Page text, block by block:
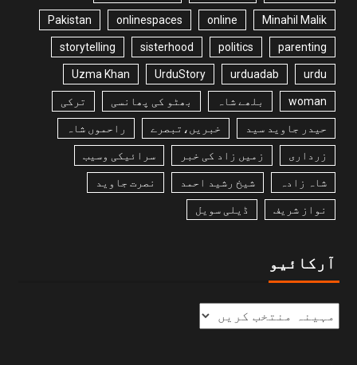
Minahil Malik
online
onlinespaces
Pakistan
parenting
politics
sisterhood
storytelling
urdu
urduadab
UrduStory
Uzma Khan
woman بلھے شاہ بھٹو کی پھانسی ترکی
حیدر جاوید سید خبریں،تبصرے راحموں شاہ
زرداری زمیں زاد کی خبر سرائیکی وسیب
شاہ زادہ شیخ رشید احمد نصرت جاوید
نواز شریف ڈیلی سویل
آرکائیو